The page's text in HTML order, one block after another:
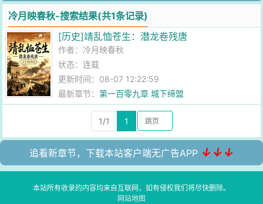
冷月映春秋-搜索结果(共1条记录)
[历史]靖乱恤苍生：潜龙卷残唐
作者： 冷月映春秋
状态：连载
更新时间：08-07 12:22:59
最新章节：第一百零九章 城下缔盟
1/1 1
追看新章节，下载本站客户端无广告APP ↓↓↓
本站所有收录的内容均来自互联网，如有侵权我们将尽快删除。
网站地图